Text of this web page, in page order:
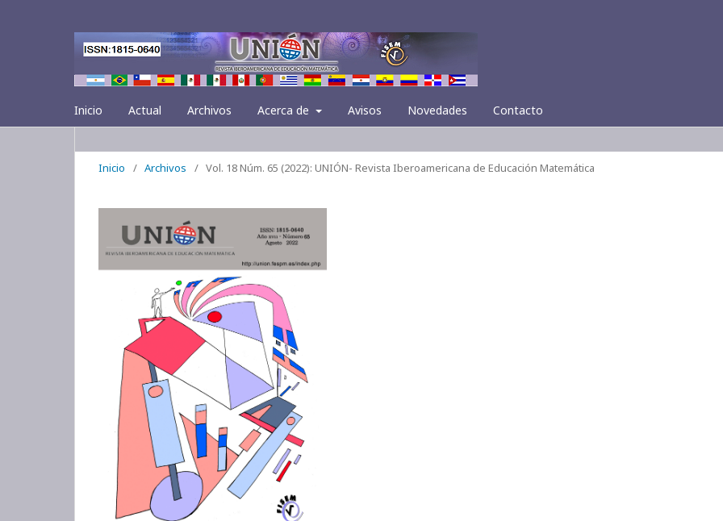
Inicio Actual Archivos Acerca de Avisos Novedades Contacto
Inicio / Archivos / Vol. 18 Núm. 65 (2022): UNIÓN- Revista Iberoamericana de Educación Matemática